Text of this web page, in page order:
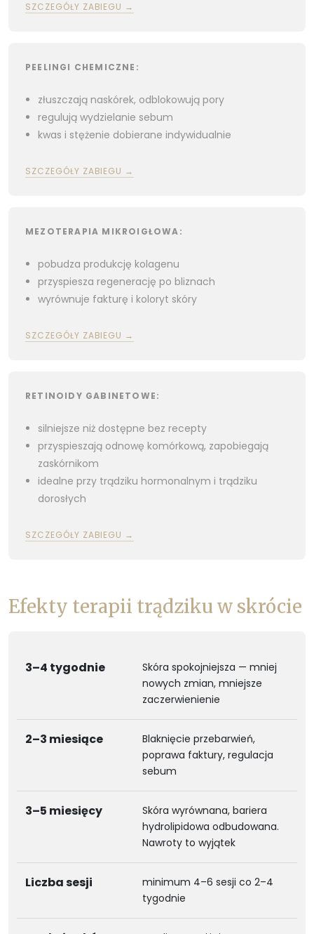
SZCZEGÓŁY ZABIEGU →
PEELINGI CHEMICZNE:
złuszczają naskórek, odblokowują pory
regulują wydzielanie sebum
kwas i stężenie dobierane indywidualnie
SZCZEGÓŁY ZABIEGU →
MEZOTERAPIA MIKROIGŁOWA:
pobudza produkcję kolagenu
przyspiesza regenerację po bliznach
wyrównuje fakturę i koloryt skóry
SZCZEGÓŁY ZABIEGU →
RETINOIDY GABINETOWE:
silniejsze niż dostępne bez recepty
przyspieszają odnowę komórkową, zapobiegają
zaskórnikom
idealne przy trądziku hormonalnym i trądziku
dorosłych
SZCZEGÓŁY ZABIEGU →
Efekty terapii trądziku w skrócie
3–4 tygodnie
Skóra spokojniejsza — mniej
nowych zmian, mniejsze
zaczerwienienie
2–3 miesiące
Blaknięcie przebarwień,
poprawa faktury, regulacja
sebum
3–5 miesięcy
Skóra wyrównana, bariera
hydrolipidowa odbudowana.
Nawroty to wyjątek
Liczba sesji
minimum 4–6 sesji co 2–4
tygodnie